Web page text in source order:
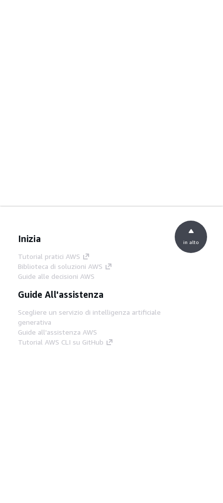
Inizia
Tutorial pratici AWS
Biblioteca di soluzioni AWS
Guide alle decisioni AWS
Guide All'assistenza
Scegliere un servizio di intelligenza artificiale
generativa
Guide all'assistenza AWS
Tutorial AWS CLI su GitHub
in alto